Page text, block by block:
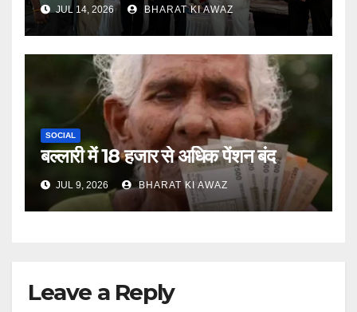
JUL 14, 2026 BHARAT KI AWAZ
SOCIAL
बल्लारी में 18 हजार से अधिक पेंशन बंद
JUL 9, 2026 BHARAT KI AWAZ
Leave a Reply